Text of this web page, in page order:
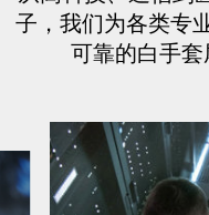
子，我们为各类专
可靠的白手套